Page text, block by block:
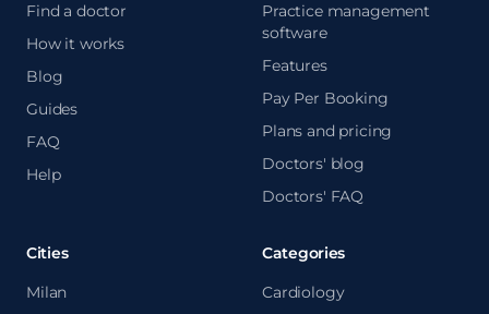
Find a doctor
How it works
Blog
Guides
FAQ
Help
Practice management
software
Features
Pay Per Booking
Plans and pricing
Doctors' blog
Doctors' FAQ
Cities
Milan
Categories
Cardiology